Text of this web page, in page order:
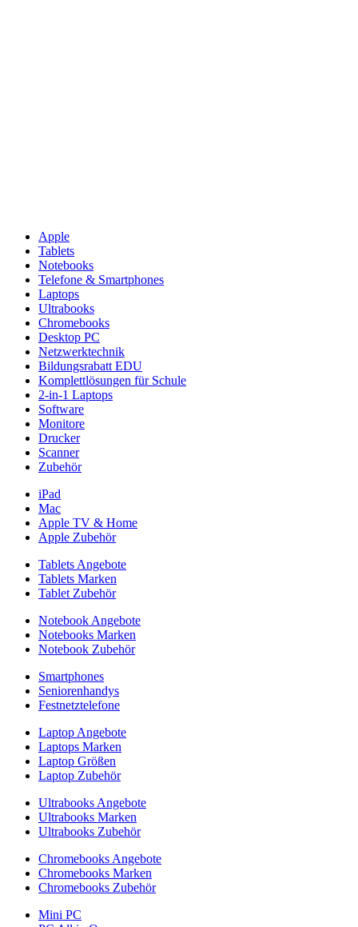
Apple
Tablets
Notebooks
Telefone & Smartphones
Laptops
Ultrabooks
Chromebooks
Desktop PC
Netzwerktechnik
Bildungsrabatt EDU
Komplettlösungen für Schule
2-in-1 Laptops
Software
Monitore
Drucker
Scanner
Zubehör
iPad
Mac
Apple TV & Home
Apple Zubehör
Tablets Angebote
Tablets Marken
Tablet Zubehör
Notebook Angebote
Notebooks Marken
Notebook Zubehör
Smartphones
Seniorenhandys
Festnetztelefone
Laptop Angebote
Laptops Marken
Laptop Größen
Laptop Zubehör
Ultrabooks Angebote
Ultrabooks Marken
Ultrabooks Zubehör
Chromebooks Angebote
Chromebooks Marken
Chromebooks Zubehör
Mini PC